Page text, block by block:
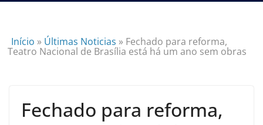
Início » Últimas Noticias » Fechado para reforma,
Teatro Nacional de Brasília está há um ano sem obras
Fechado para reforma,